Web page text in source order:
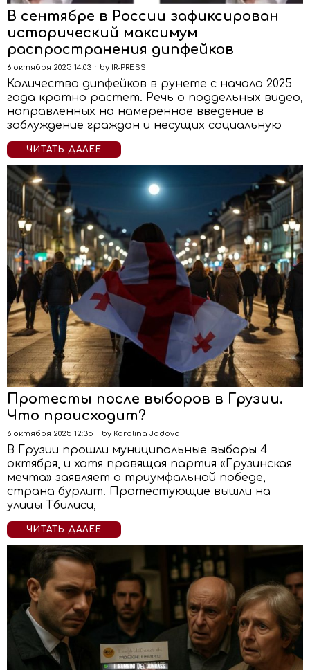
В сентябре в России зафиксирован
исторический максимум
распространения дипфейков
6 октября 2025 14:03 by IR-PRESS
Количество дипфейков в рунете с начала 2025
года кратно растет. Речь о поддельных видео,
направленных на намеренное введение в
заблуждение граждан и несущих социальную
ЧИТАТЬ ДАЛЕЕ
Протесты после выборов в Грузии.
Что происходит?
6 октября 2025 12:35 by Karolina Jadova
В Грузии прошли муниципальные выборы 4
октября, и хотя правящая партия «Грузинская
мечта» заявляет о триумфальной победе,
страна бурлит. Протестующие вышли на
улицы Тбилиси,
ЧИТАТЬ ДАЛЕЕ